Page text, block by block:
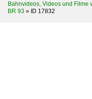
Bahnvideos, Videos und Filme
BR 93 » ID 17832